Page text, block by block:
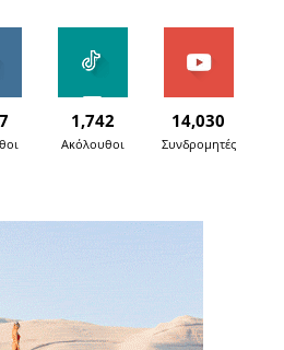
1,742
Ακόλουθοι
14,030
Συνδρομητές